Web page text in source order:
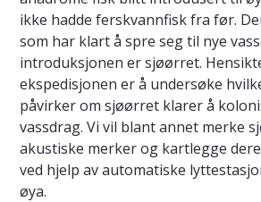
ikke hadde ferskvannfisk fra før.
som har klart å spre seg til nye
introduksjonen er sjøørret.
ekspedisjonen er å undersøke
påvirker om sjøørret klarer å
vassdrag. Vi vil blant annet merke
akustiske merker og kartlegge
ved hjelp av automatiske
øya.